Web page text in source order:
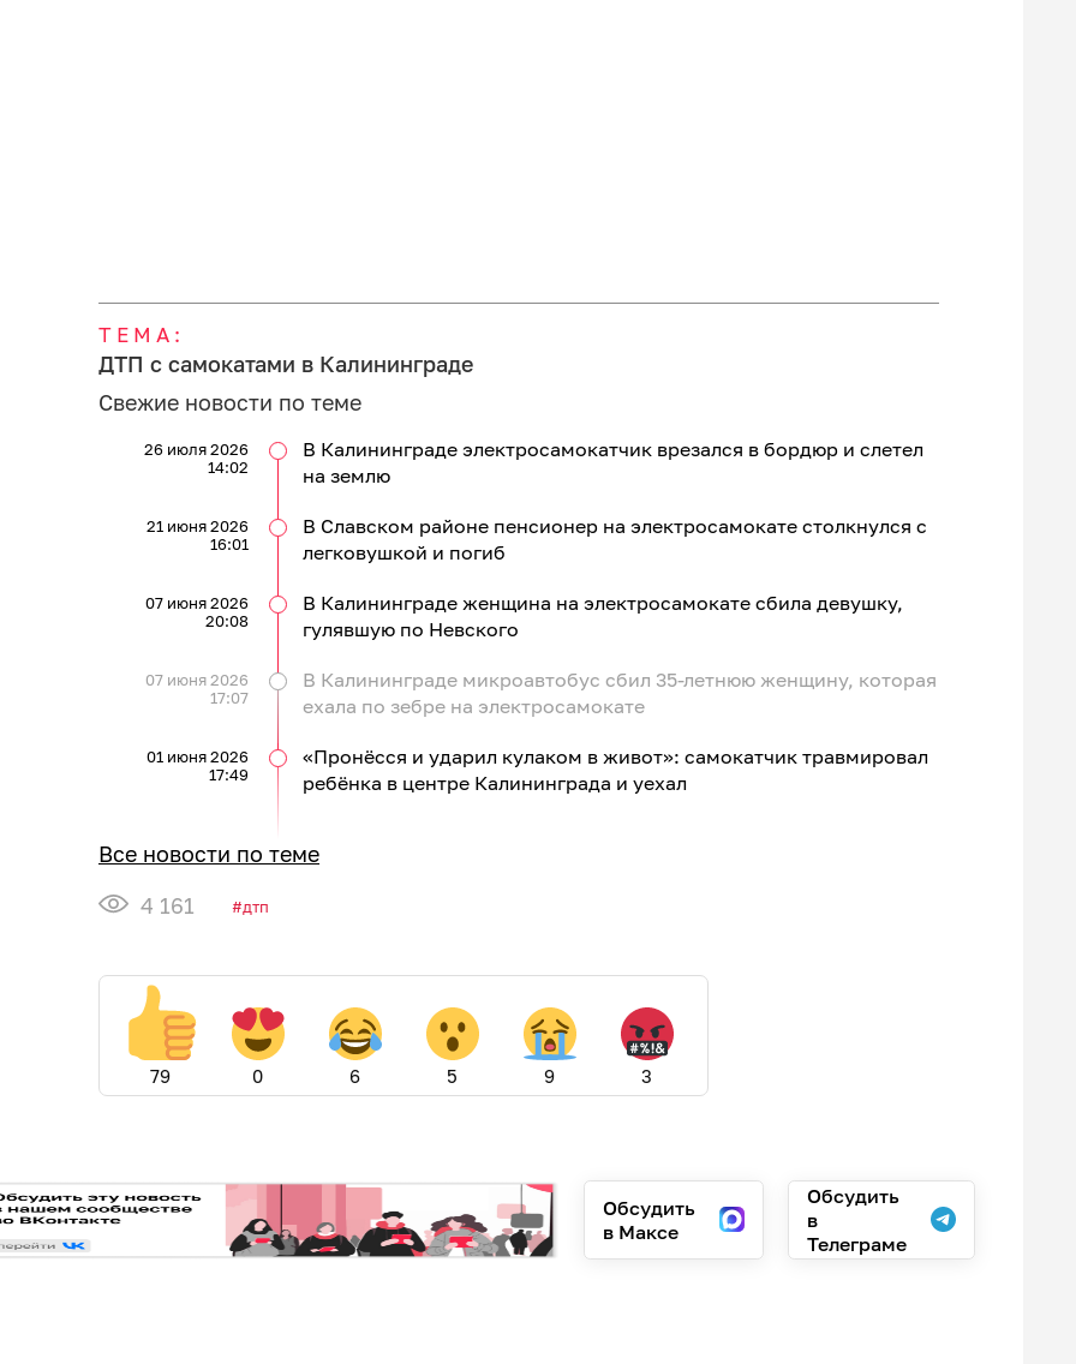
ТЕМА:
ДТП с самокатами в Калининграде
Свежие новости по теме
В Калининграде электросамокатчик врезался в бордюр и слетел
на землю
26 июля 2026
14:02
В Славском районе пенсионер на электросамокате столкнулся с
легковушкой и погиб
21 июня 2026
16:01
В Калининграде женщина на электросамокате сбила девушку,
гулявшую по Невского
07 июня 2026
20:08
В Калининграде микроавтобус сбил 35-летнюю женщину, которая
ехала по зебре на электросамокате
07 июня 2026
17:07
«Пронёсся и ударил кулаком в живот»: самокатчик травмировал
ребёнка в центре Калининграда и уехал
01 июня 2026
17:49
Все новости по теме
4 161
дтп
79 0 6 5 9 3
Обсудить
в Максе
Обсудить
в
Телеграме